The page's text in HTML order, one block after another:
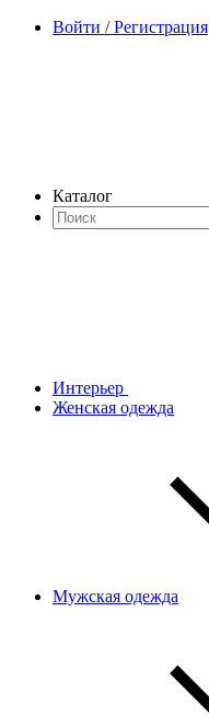
Войти / Регистрация
Каталог
Интерьер
Женская одежда
Мужская одежда